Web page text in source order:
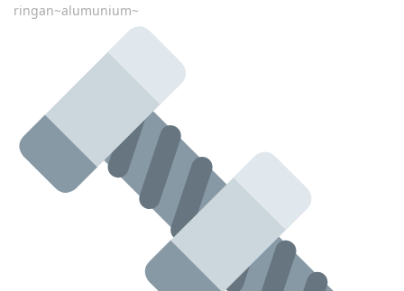
ringan~alumunium~